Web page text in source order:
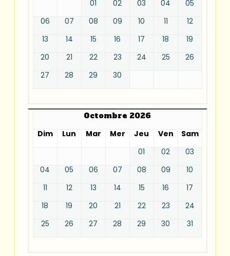
01
02 03 04
05
06
07 08 09 10 11
12
13
14 15 16 17 18
19
20
21 22 23 24 25
26
27
28 29 30
Octombre 2026
Dim
Lun Mar Mer Jeu Ven
Sam
01
02
03
04
05 06 07 08 09
10
11
12 13 14 15 16
17
18
19 20 21 22 23
24
25
26 27 28 29 30 31